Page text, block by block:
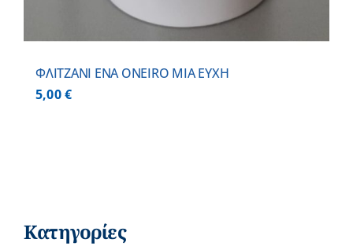
ΦΛΙΤΖΑΝΙ ΕNA ONEIRO MIA EYXH
5,00€
Κατηγορίες